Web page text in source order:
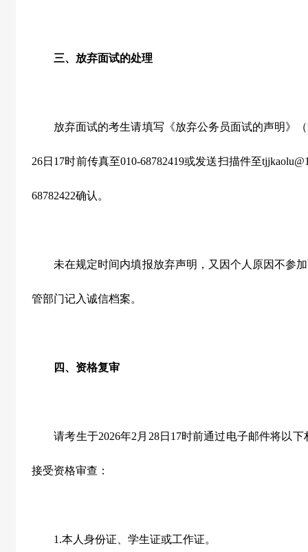
三、放弃面试的处理
放弃面试的考生请填写《放弃公务员面试的声明》
26日 17时前传真至010-68782419或发送扫描件至
68782422确认。
未在规定时间内填报放弃声明，又因个人原因不参加
管部门记入诚信档案。
四、资格复审
请考生于2026年2 月 28日 17时前通过电子邮件将以下
接受资格审查：
1.本人身份证、学生证或工作证。